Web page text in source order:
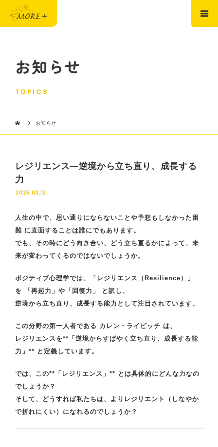
お知らせ
TOPICS
お知らせ
レジリエンス—逆境から立ち直り、成長する
力
2025.02.12
人生の中で、思い通りにならないことや予想もしなかった困
難 に直面することは誰にでもあります。
でも、その時にどう向き合い、どう立ち直るかによって、未
来が変わってくるのではないでしょうか。
ポジティブ心理学では、
「レジリエンス（Resilience）」
を
「再起力」や「回復力」
と訳し、
逆境から立ち直り、成長する能力として注目されています。
この分野の第一人者である カレン・ライビッチ は、
レジリエンスを**「逆境からすばやく立ち直り、成長する能
力」** と定義しています。
では、この**「レジリエンス」** とは具体的にどんな力なの
でしょうか？
そして、どうすれば私たちは、よりレジリエント（しなやか
で折れにくい）になれるのでしょうか？